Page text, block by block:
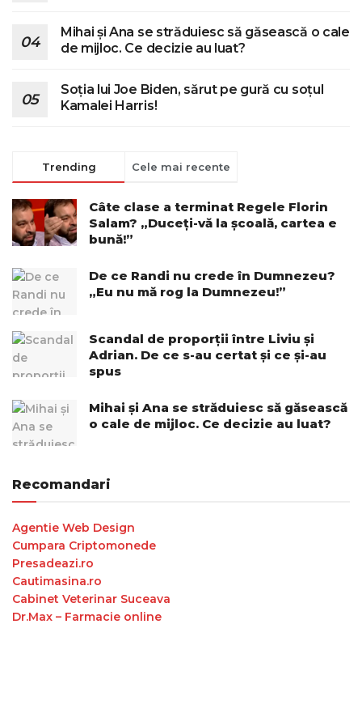
Mihai și Ana se străduiesc să găsească o cale
de mijloc. Ce decizie au luat?
Soția lui Joe Biden, sărut pe gură cu soțul
Kamalei Harris!
Trending Cele mai recente
Câte clase a terminat Regele Florin
Salam? „Duceți-vă la școală, cartea e
bună!”
De ce Randi nu crede în Dumnezeu?
„Eu nu mă rog la Dumnezeu!”
Scandal de proporții între Liviu și
Adrian. De ce s-au certat și ce și-au
spus
Mihai și Ana se străduiesc să găsească
o cale de mijloc. Ce decizie au luat?
Recomandari
Agentie Web Design
Cumpara Criptomonede
Presadeazi.ro
Cautimasina.ro
Cabinet Veterinar Suceava
Dr.Max – Farmacie online